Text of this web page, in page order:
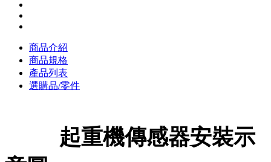
商品介紹
商品規格
產品列表
選購品/零件
起重機傳感器安裝示